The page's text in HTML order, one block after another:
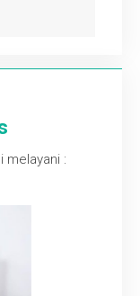
melayani :